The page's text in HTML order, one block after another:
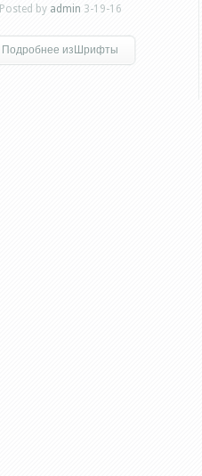
Posted by admin 3-19-16
Подробнее изШрифты